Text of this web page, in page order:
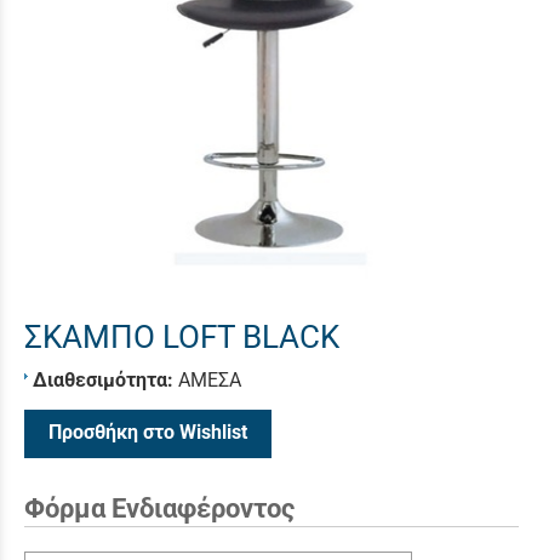
ΣΚΑΜΠΟ LOFT BLACK
Διαθεσιμότητα: ΑΜΕΣΑ
Προσθήκη στο Wishlist
Φόρμα Ενδιαφέροντος